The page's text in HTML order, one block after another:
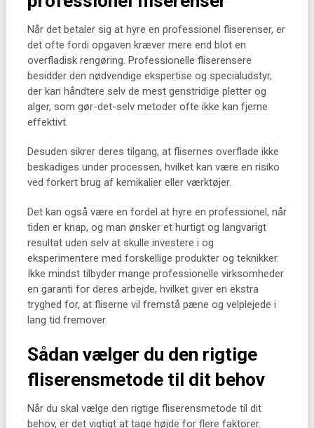
Når det betaler sig at hyre en professionel fliserenser, er
det ofte fordi opgaven kræver mere end blot en
overfladisk rengøring. Professionelle fliserensere
besidder den nødvendige ekspertise og specialudstyr,
der kan håndtere selv de mest genstridige pletter og
alger, som gør-det-selv metoder ofte ikke kan fjerne
effektivt.
Desuden sikrer deres tilgang, at flisernes overflade ikke
beskadiges under processen, hvilket kan være en risiko
ved forkert brug af kemikalier eller værktøjer.
Det kan også være en fordel at hyre en professionel, når
tiden er knap, og man ønsker et hurtigt og langvarigt
resultat uden selv at skulle investere i og
eksperimentere med forskellige produkter og teknikker.
Ikke mindst tilbyder mange professionelle virksomheder
en garanti for deres arbejde, hvilket giver en ekstra
tryghed for, at fliserne vil fremstå pæne og velplejede i
lang tid fremover.
Sådan vælger du den rigtige
fliserensmetode til dit behov
Når du skal vælge den rigtige fliserensmetode til dit
behov, er det vigtigt at tage højde for flere faktorer.